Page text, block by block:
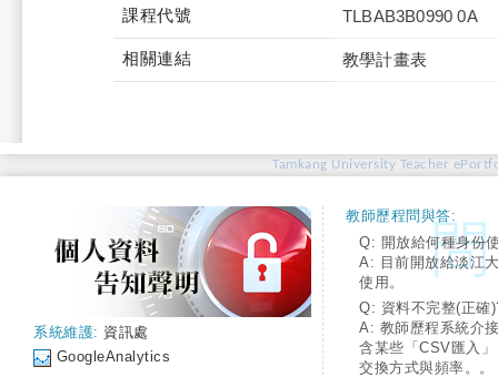
課程代號 TLBAB3B0990 0A
相關連結 教學計畫表
Tamkang University Teacher
系統維護: 資訊處
GoogleAnalytics
教師歷程問與答:
Q: 開放給何種身份
A: 目前開放給淡江
使用。
Q: 資料不完整(正確
A: 教師歷程系統介
含某些「CSV匯入
交換方式與頻率。。